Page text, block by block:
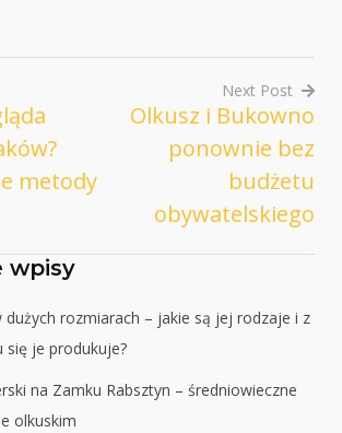
metody
Next Post
Olkusz i Bukowno
ponownie bez
budżetu
obywatelskiego
wpisy
dużych rozmiarach – jakie są jej rodzaje i z
się je produkuje?
na Zamku Rabsztyn – średniowieczne
olkuskim